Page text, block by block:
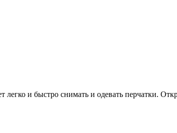
и быстро снимать и одевать перчатки.